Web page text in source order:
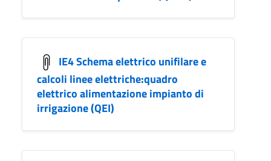
IE4 Schema elettrico unifilare e
calcoli linee elettriche:quadro
elettrico alimentazione impianto di
irrigazione (QEI)